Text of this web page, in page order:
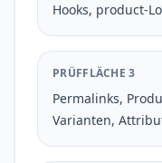
Hooks, product-
PRÜFFLÄCHE 3
Permalinks,
Varianten,